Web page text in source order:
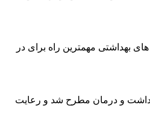
بهداشتی مهمترین راه برای در
و درمان مطرح شد و رعایت